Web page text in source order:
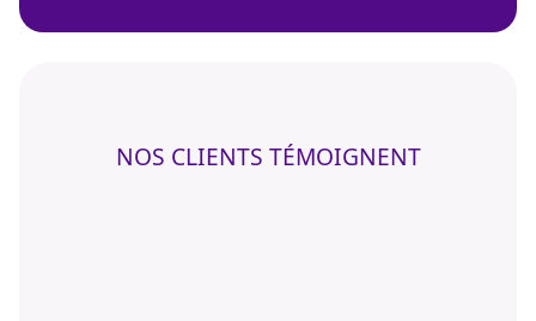
NOS CLIENTS TÉMOIGNENT